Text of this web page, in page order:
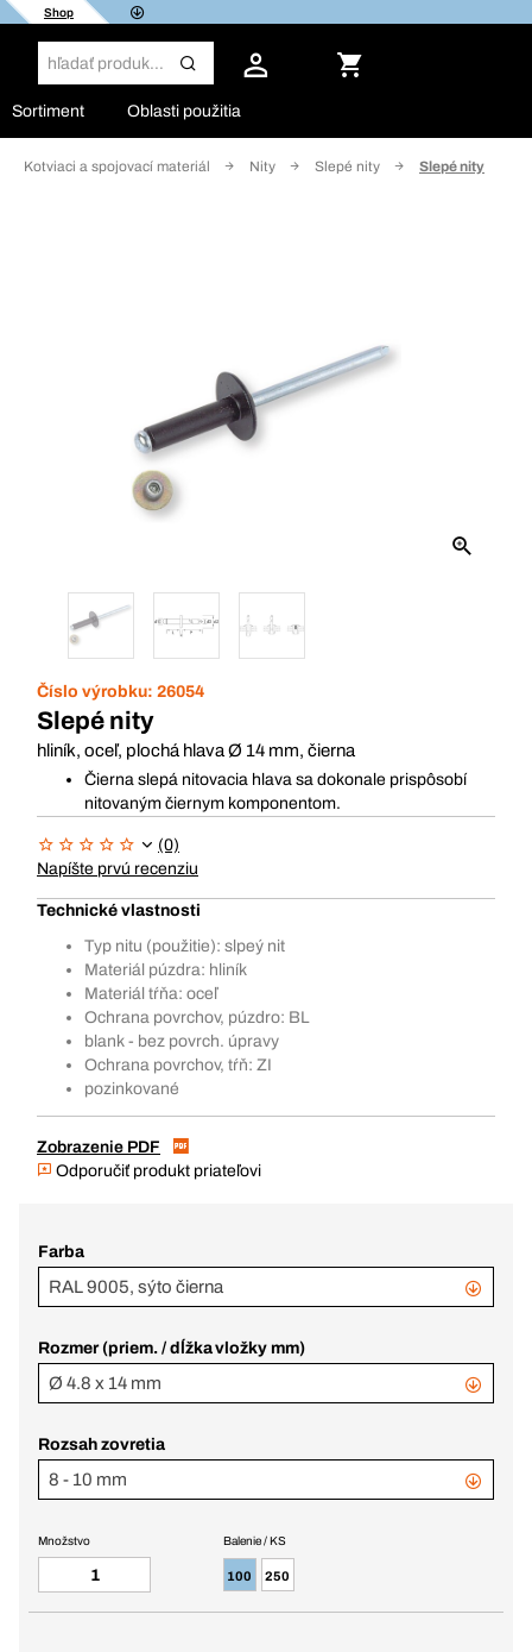
Shop
Sortiment Oblasti použitia
Kotviaci a spojovací materiál Nity Slepé nity Slepé nity
Číslo výrobku: 26054
Slepé nity
hliník, oceľ, plochá hlava Ø 14 mm, čierna
Čierna slepá nitovacia hlava sa dokonale prispôsobí
nitovaným čiernym komponentom.
(0)
Napíšte prvú recenziu
Technické vlastnosti
Typ nitu (použitie): slpeý nit
Materiál púzdra: hliník
Materiál tŕňa: oceľ
Ochrana povrchov, púzdro: BL
blank - bez povrch. úpravy
Ochrana povrchov, tŕň: ZI
pozinkované
Zobrazenie PDF
Odporučiť produkt priateľovi
Farba
RAL 9005, sýto čierna
Rozmer (priem. / dĺžka vložky mm)
Ø 4.8 x 14 mm
Rozsah zovretia
8 - 10 mm
Balenie / KS
100 250
Množstvo